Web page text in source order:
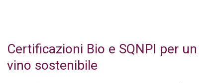
Certificazioni Bio e SQNPI per un
vino sostenibile